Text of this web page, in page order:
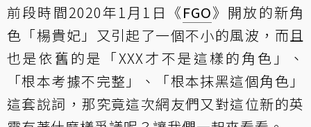
前段時間2020年1月1日《FGO》開放的新角
色「楊貴妃」又引起了一個不小的風波，而且
也是依舊的是「XXX才不是這樣的角色」、
「根本考據不完整」、「根本抹黑這個角色」
這套說詞，那究竟這次網友們又對這位新的英